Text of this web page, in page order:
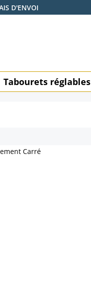
D'ENVOI
Tabourets réglables